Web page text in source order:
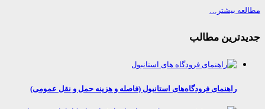
بیشتر…
مطالب
راهنمای فرودگاه‌های استانبول (فاصله و هزینه حمل و نقل عمومی)